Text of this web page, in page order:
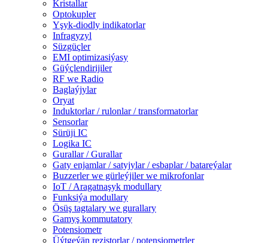
Kristallar
Optokupler
Yşyk-diodly indikatorlar
Infragyzyl
Süzgüçler
EMI optimizasiýasy
Güýçlendirijiler
RF we Radio
Baglaýjylar
Oryat
Induktorlar / rulonlar / transformatorlar
Sensorlar
Sürüji IC
Logika IC
Gurallar / Gurallar
Gaty enjamlar / satyjylar / esbaplar / batareýalar
Buzzerler we gürleýjiler we mikrofonlar
IoT / Aragatnaşyk modullary
Funksiýa modullary
Ösüş tagtalary we gurallary
Gamyş kommutatory
Potensiometr
Üýtgeýän rezistorlar / potensiometrler